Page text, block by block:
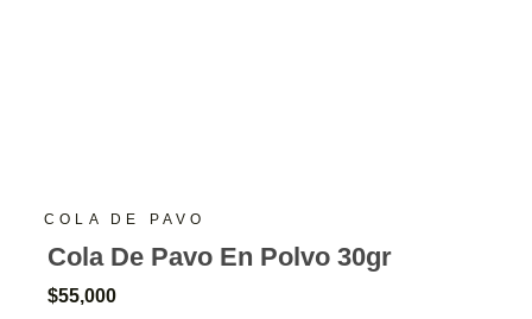
COLA DE PAVO
Cola De Pavo En Polvo 30gr
$55,000